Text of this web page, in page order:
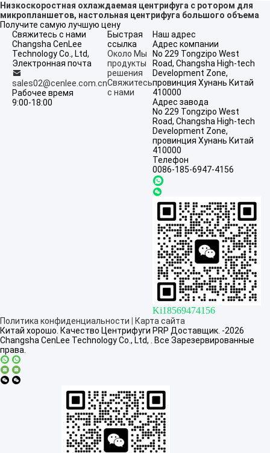
Низкоскоростная охлаждаемая центрифуга с ротором для
микропланшетов, настольная центрифуга большого объема
Получите самую лучшую цену
Свяжитесь с нами
Changsha CenLee
Technology Co., Ltd,
Электронная почта
sales02@cenlee.com.cn
Рабочее время
9:00-18:00
Быстрая
ссылка
Около Мы
продукты
решения
Свяжитесь
с нами
Наш адрес
Адрес компании
No 229 Tongzipo West
Road, Changsha High-tech
Development Zone,
провинция Хунань Китай
410000
Адрес завода
No 229 Tongzipo West
Road, Changsha High-tech
Development Zone,
провинция Хунань Китай
410000
Телефон
0086-185-6947-4156
Ki18569474156
Политика конфиденциальности
Карта сайта
Китай хорошо. Качество Центрифуги PRP Доставщик. -2026
Changsha CenLee Technology Co., Ltd, . Все Зарезервированные
права.